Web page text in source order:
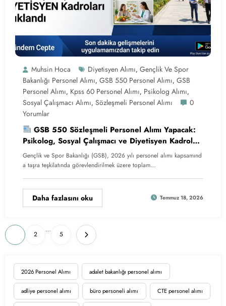
2026 Personel Alımı adalet bakanlığı personel alımı
adliye personel alımı büro personeli alımı CTE personel alımı
Muhsin Hoca Diyetisyen Alımı, Gençlik Ve Spor
Bakanlığı Personel Alımı, GSB 550 Personel Alımı, GSB
Personel Alımı, Kpss 60 Personel Alımı, Psikolog Alımı,
Sosyal Çalışmacı Alımı, Sözleşmeli Personel Alımı
0
Yorumlar
GSB 550 Sözleşmeli Personel Alımı Yapacak:
Psikolog, Sosyal Çalışmacı ve Diyetisyen Kadroları
Açıklandı
Gençlik ve Spor Bakanlığı (GSB), 2026 yılı personel alımı kapsamınd
a taşra teşkilatında görevlendirilmek üzere toplam…
Daha fazlasını oku Temmuz 18, 2026
Yazı
sayfalaması
2
…
5